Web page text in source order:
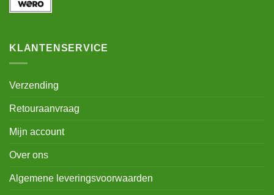
KLANTENSERVICE
Verzending
Retouraanvraag
Mijn account
Over ons
Algemene leveringsvoorwaarden